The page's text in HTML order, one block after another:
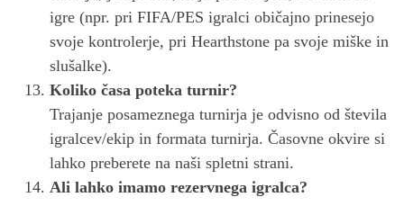
igre (npr. pri FIFA/PES igralci običajno prinesejo
svoje kontrolerje, pri Hearthstone pa svoje miške in
slušalke).
Koliko časa poteka turnir?
Trajanje posameznega turnirja je odvisno od števila
igralcev/ekip in formata turnirja. Časovne okvire si
lahko preberete na naši spletni strani.
Ali lahko imamo rezervnega igralca?